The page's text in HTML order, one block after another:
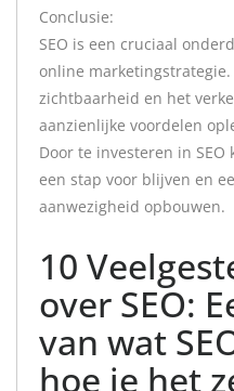
Conclusie:
SEO is een cruciaal
online
zichtbaarheid en het
aanzienlijke voordelen
Door te investeren in
een stap voor blijven en
aanwezigheid opbouwen.
10
over SEO:
van wat
hoe je het